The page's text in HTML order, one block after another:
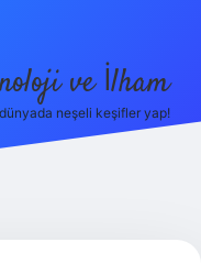
ve İlham
neşeli keşifler yap!